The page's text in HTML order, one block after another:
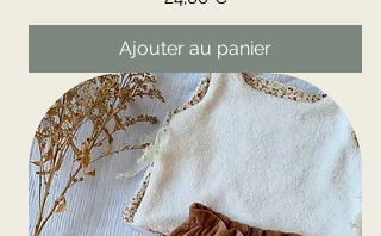
Ajouter au panier